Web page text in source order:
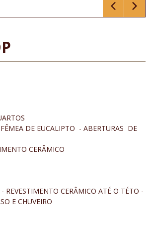
DE EUCALIPTO - ABERTURAS DE
CERÂMICO
REVESTIMENTO CERÂMICO ATÉ O TÉTO -
E CHUVEIRO